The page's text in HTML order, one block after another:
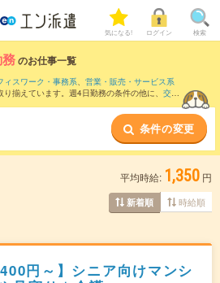
気になる! ログイン 検索
のお仕事一覧
ィスワーク・事務系、 営業・販売・サービス系
揃えています。週4日勤務の条件の他に、 交通
条件の変更
平均時給: 1,350 円
新着順 時給順
円～】シニア向けマンシ